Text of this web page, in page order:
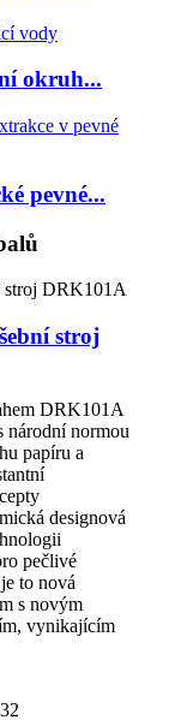
okruh...
pevné...
stroj
DRK101A
národní normou
papíru a
designová
pečlivé
to nová
s novým
vynikajícím